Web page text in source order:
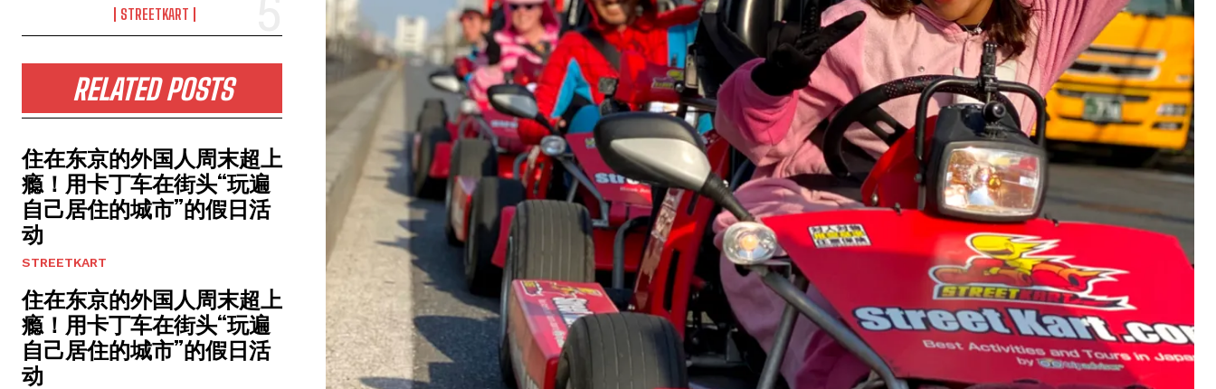
STREETKART
RELATED POSTS
住在东京的外国人周末超上
瘾！用卡丁车在街头“玩遍
自己居住的城市”的假日活
动
STREETKART
住在东京的外国人周末超上
瘾！用卡丁车在街头“玩遍
自己居住的城市”的假日活
动